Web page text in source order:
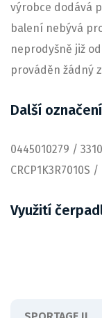
výrobce dodává
balení nebývá
neprodyšně již
prováděn žádný
Další
0445010279 /
CRCP1K3R7010S
Využití